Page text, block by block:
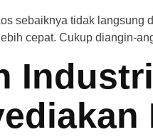
sebaiknya tidak langsung
cepat. Cukup diangin-